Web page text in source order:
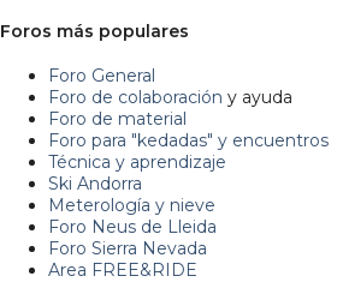
Foros más populares
Foro General
Foro de colaboración y ayuda
Foro de material
Foro para "kedadas" y encuentros
Técnica y aprendizaje
Ski Andorra
Meterología y nieve
Foro Neus de Lleida
Foro Sierra Nevada
Area FREE&RIDE